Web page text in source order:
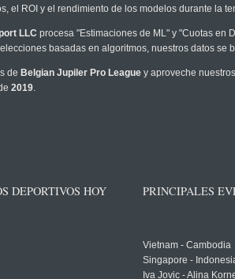
el ROI y el rendimiento de los modelos durante la
LLC procesa "Estimaciones de ML" y "Cuotas en
basadas en algoritmos, nuestros datos
de Belgian Jupiler Pro League y aproveche
2019.
DEPORTIVOS HOY PRINCIPALES
Vietnam - Cambodia
Singapore -
Iva Jovic - Alina